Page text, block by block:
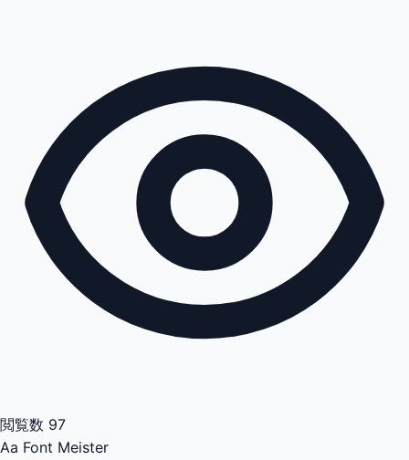
閲覧数 97
Aa Font Meister